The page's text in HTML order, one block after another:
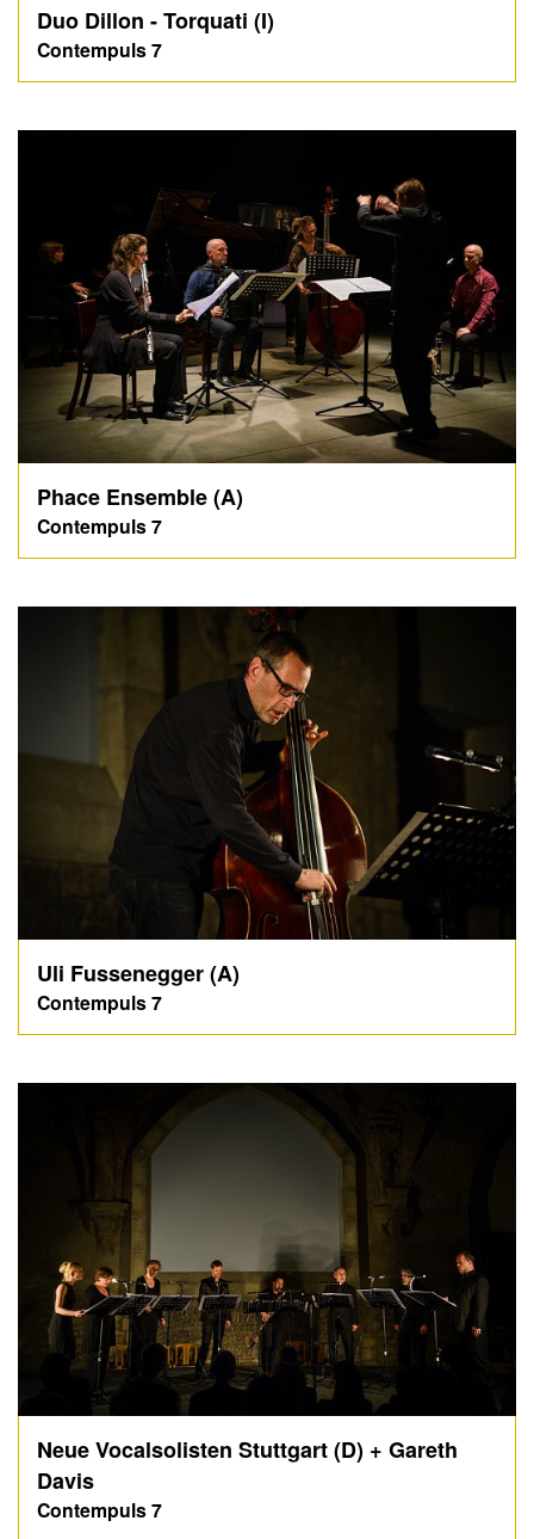
Duo Dillon - Torquati (I)
Contempuls 7
Phace Ensemble (A)
Contempuls 7
Uli Fussenegger (A)
Contempuls 7
Neue Vocalsolisten Stuttgart (D) + Gareth
Davis
Contempuls 7